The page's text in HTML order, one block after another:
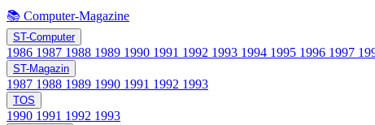
📚 Computer-Magazine
ST-Computer
1986 1987 1988 1989 1990 1991 1992 1993 1994 1995 1996 1997
ST-Magazin
1987 1988 1989 1990 1991 1992 1993
TOS
1990 1991 1992 1993